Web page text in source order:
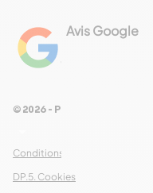
Avis Google
Conditions Générales de Ventes
DP.5. Cookies
© 2026 - Pour Les Gourmets